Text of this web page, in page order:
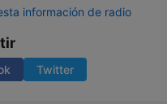
información de radio
Twitter